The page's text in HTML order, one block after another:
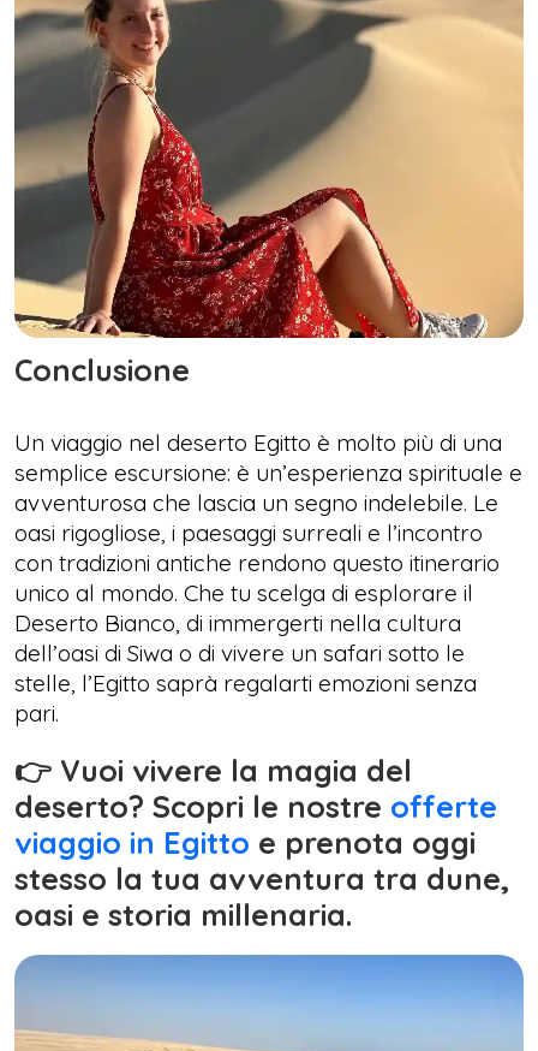
Conclusione
Un viaggio nel deserto Egitto è molto più di una
semplice escursione: è un’esperienza spirituale e
avventurosa che lascia un segno indelebile. Le
oasi rigogliose, i paesaggi surreali e l’incontro
con tradizioni antiche rendono questo itinerario
unico al mondo. Che tu scelga di esplorare il
Deserto Bianco, di immergerti nella cultura
dell’oasi di Siwa o di vivere un safari sotto le
stelle, l’Egitto saprà regalarti emozioni senza
pari.
👉 Vuoi vivere la magia del
deserto? Scopri le nostre offerte
viaggio in Egitto e prenota oggi
stesso la tua avventura tra dune,
oasi e storia millenaria.